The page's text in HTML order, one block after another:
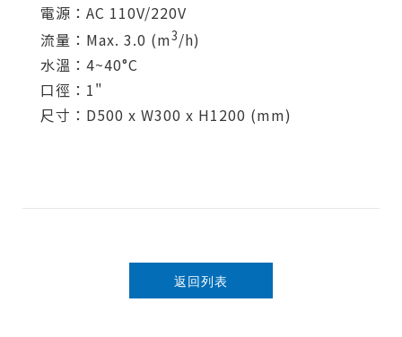
電源：AC 110V/220V
流量：Max. 3.0 (m3/h)
水溫：4~40°C
口徑：1"
尺寸：D500 x W300 x H1200 (mm)
返回列表